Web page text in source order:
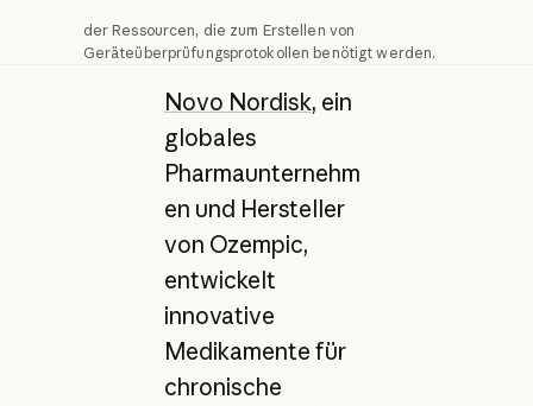
der Ressourcen, die zum Erstellen von
Geräteüberprüfungsprotokollen benötigt werden.
Novo Nordisk, ein
globales
Pharmaunternehm
en und Hersteller
von Ozempic,
entwickelt
innovative
Medikamente für
chronische